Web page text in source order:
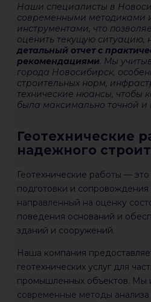
Наши специалисты в
современными методиками
инструментами, что
оценить текущую ситуацию,
детальный отчет с
рекомендациями. Мы
города Новосибирск,
строительных норм,
технические нюансы, чтобы
была максимально точной и
Геотехнические
надежного
Геотехнические работы —
подготовки и сопровождения
направленный на оценку
поведения оснований и
зданий и сооружений.
Наша компания
геотехнических услуг для
промышленных объектов. Мы
современные методы анализа